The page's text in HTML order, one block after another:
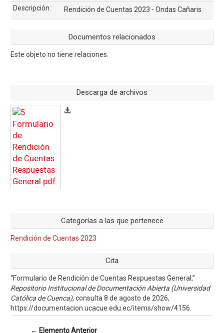
Descripción:
Rendición de Cuentas 2023 - Ondas Cañaris
Documentos relacionados
Este objeto no tiene relaciones.
Descarga de archivos
Categorías a las que pertenece
Rendición de Cuentas 2023
Cita
“Formulario de Rendición de Cuentas Respuestas General,”
Repositorio Institucional de Documentación Abierta (Universidad
Católica de Cuenca), consulta 8 de agosto de 2026,
https://documentacion.ucacue.edu.ec/items/show/4156
← Elemento Anterior